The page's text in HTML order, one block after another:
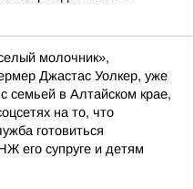
молочник»,
Джастас Уолкер, уже
семьей в Алтайском крае,
на то, что
готовиться
его супруге и детям